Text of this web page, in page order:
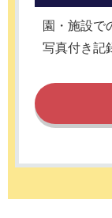
園・施設で
写真付き記